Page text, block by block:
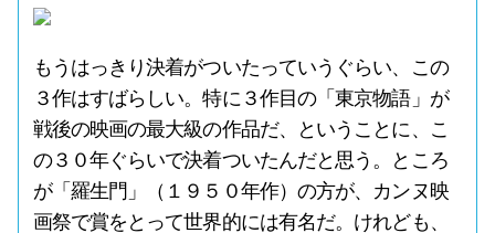
もうはっきり決着がついたっていうぐらい、この
３作はすばらしい。特に３作目の「東京物語」が
戦後の映画の最大級の作品だ、ということに、こ
の３０年ぐらいで決着ついたんだと思う。ところ
が「羅生門」（１９５０年作）の方が、カンヌ映
画祭で賞をとって世界的には有名だ。けれども、